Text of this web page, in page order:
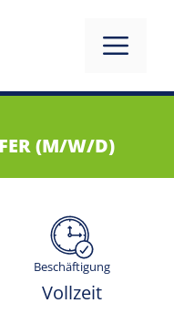
(M/W/D)
Beschäftigung
Vollzeit